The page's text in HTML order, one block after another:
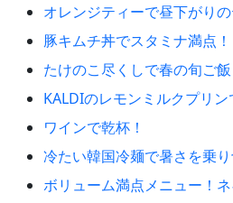
オレンジティーで昼下がりの
豚キムチ丼でスタミナ満点！
たけのこ尽くしで春の旬ご飯
KALDIのレモンミルクプリ
ワインで乾杯！
冷たい韓国冷麺で暑さを乗り
ボリューム満点メニュー！